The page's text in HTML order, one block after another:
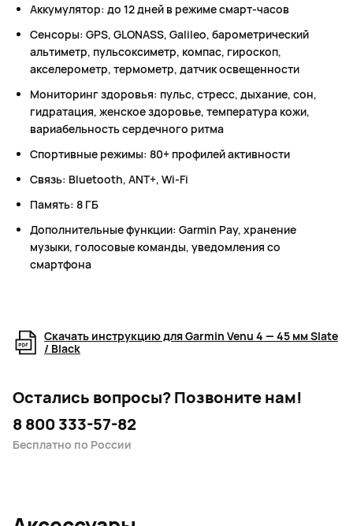
Аккумулятор: до 12 дней в режиме смарт-часов
Сенсоры: GPS, GLONASS, Galileo, барометрический
альтиметр, пульсоксиметр, компас, гироскоп,
акселерометр, термометр, датчик освещенности
Мониторинг здоровья: пульс, стресс, дыхание, сон,
гидратация, женское здоровье, температура кожи,
вариабельность сердечного ритма
Спортивные режимы: 80+ профилей активности
Связь: Bluetooth, ANT+, Wi-Fi
Память: 8 ГБ
Дополнительные функции: Garmin Pay, хранение
музыки, голосовые команды, уведомления со
смартфона
Скачать инструкцию для Garmin Venu 4 — 45 мм Slate
/ Black
Остались вопросы?Позвоните нам!
8 800 333-57-82
Бесплатно по России